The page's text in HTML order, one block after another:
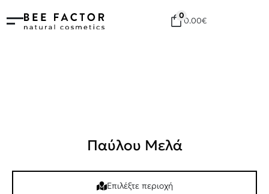
00.00€
Παύλου Μελά
Eπιλέξτε περιοχή